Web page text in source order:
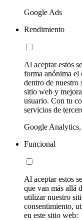
Google Ads
Rendimiento
Al aceptar estos
forma anónima el
dentro de
sitio web y
usuario. Con tu
servicios de
Google
Funcional
Al aceptar estos
que van más allá
utilizar nuestro
consentimiento,
en este sitio web: